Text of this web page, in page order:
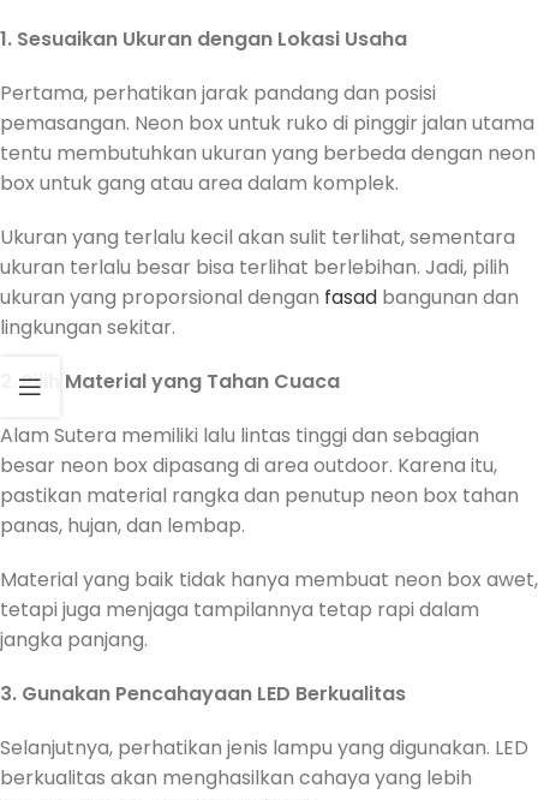
1. Sesuaikan Ukuran dengan Lokasi Usaha
Pertama, perhatikan jarak pandang dan posisi
pemasangan. Neon box untuk ruko di pinggir jalan utama
tentu membutuhkan ukuran yang berbeda dengan neon
box untuk gang atau area dalam komplek.
Ukuran yang terlalu kecil akan sulit terlihat, sementara
ukuran terlalu besar bisa terlihat berlebihan. Jadi, pilih
ukuran yang proporsional dengan fasad bangunan dan
lingkungan sekitar.
2. Pilih Material yang Tahan Cuaca
Alam Sutera memiliki lalu lintas tinggi dan sebagian
besar neon box dipasang di area outdoor. Karena itu,
pastikan material rangka dan penutup neon box tahan
panas, hujan, dan lembap.
Material yang baik tidak hanya membuat neon box awet,
tetapi juga menjaga tampilannya tetap rapi dalam
jangka panjang.
3. Gunakan Pencahayaan LED Berkualitas
Selanjutnya, perhatikan jenis lampu yang digunakan. LED
berkualitas akan menghasilkan cahaya yang lebih